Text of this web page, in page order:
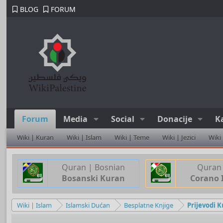
BLOG FORUM
Forum Media Social Donacije
Wiki | Kuran Wiki | Islam Wiki | Teme Wiki | Jezici Wiki
Quran | Bosnian
Bosanski Kuran
Corano
Wiki | Islam Islamski Dućan Besplatne Knjige Prijevodi